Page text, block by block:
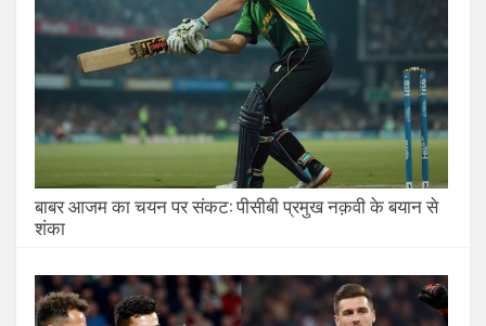
बाबर आजम का चयन पर संकट: पीसीबी प्रमुख नक़वी के बयान से
शंका